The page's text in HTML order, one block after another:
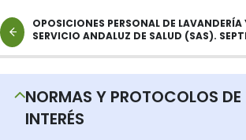
NORMAS Y PROTOCOLOS DE
INTERÉS
OPOSICIONES PERSONAL DE
SERVICIO ANDALUZ DE SALUD (SAS).